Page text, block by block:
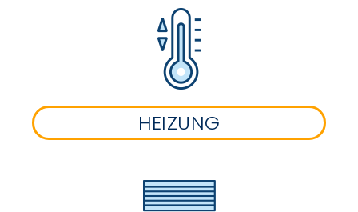
HEIZUNG